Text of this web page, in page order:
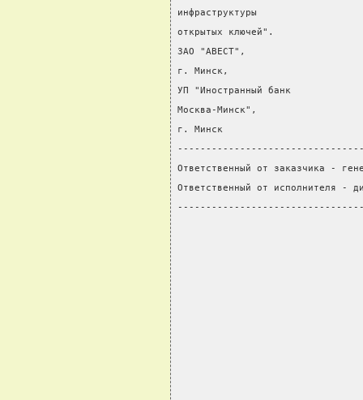
инфраструктуры
открытых ключей".
ЗАО "АВЕСТ",
г. Минск,
УП "Иностранный банк
Москва-Минск",
г. Минск
Ответственный от заказчика -
Ответственный от исполнителя -